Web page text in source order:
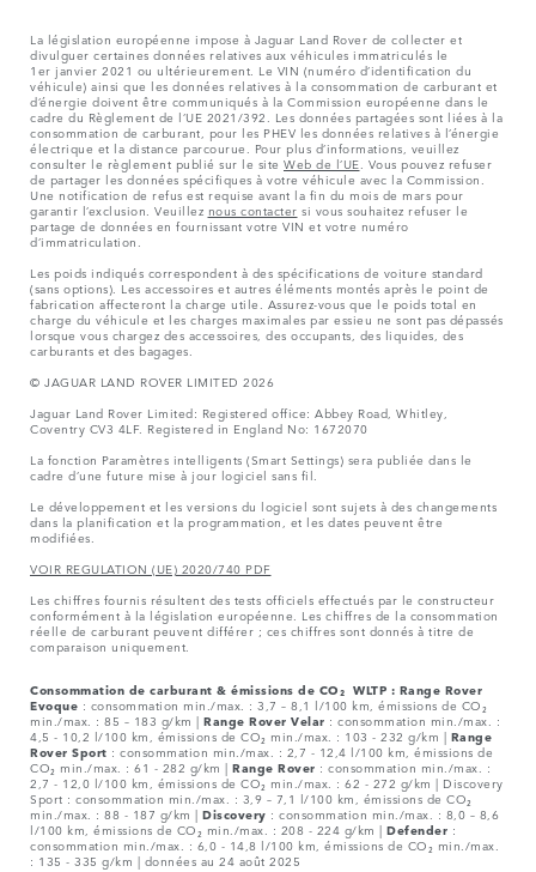
La législation européenne impose à Jaguar Land Rover de collecter et
divulguer certaines données relatives aux véhicules immatriculés le
1er janvier 2021 ou ultérieurement. Le VIN (numéro d’identification du
véhicule) ainsi que les données relatives à la consommation de carburant et
d’énergie doivent être communiqués à la Commission européenne dans le
cadre du Règlement de l’UE 2021/392. Les données partagées sont liées à la
consommation de carburant, pour les PHEV les données relatives à l’énergie
électrique et la distance parcourue. Pour plus d’informations, veuillez
consulter le règlement publié sur le site Web de l’UE. Vous pouvez refuser
de partager les données spécifiques à votre véhicule avec la Commission.
Une notification de refus est requise avant la fin du mois de mars pour
garantir l’exclusion. Veuillez nous contacter si vous souhaitez refuser le
partage de données en fournissant votre VIN et votre numéro
d’immatriculation.
Les poids indiqués correspondent à des spécifications de voiture standard
(sans options). Les accessoires et autres éléments montés après le point de
fabrication affecteront la charge utile. Assurez-vous que le poids total en
charge du véhicule et les charges maximales par essieu ne sont pas dépassés
lorsque vous chargez des accessoires, des occupants, des liquides, des
carburants et des bagages.
© JAGUAR LAND ROVER LIMITED 2026
Jaguar Land Rover Limited: Registered office: Abbey Road, Whitley,
Coventry CV3 4LF. Registered in England No: 1672070
La fonction Paramètres intelligents (Smart Settings) sera publiée dans le
cadre d’une future mise à jour logiciel sans fil.
Le développement et les versions du logiciel sont sujets à des changements
dans la planification et la programmation, et les dates peuvent être
modifiées.
VOIR REGULATION (UE) 2020/740 PDF
Les chiffres fournis résultent des tests officiels effectués par le constructeur
conformément à la législation européenne. Les chiffres de la consommation
réelle de carburant peuvent différer ; ces chiffres sont donnés à titre de
comparaison uniquement.
Consommation de carburant & émissions de CO₂ WLTP : Range Rover
Evoque : consommation min./max. : 3,7 – 8,1 l/100 km, émissions de CO₂
min./max. : 85 – 183 g/km | Range Rover Velar : consommation min./max. :
4,5 - 10,2 l/100 km, émissions de CO₂ min./max. : 103 - 232 g/km | Range
Rover Sport : consommation min./max. : 2,7 - 12,4 l/100 km, émissions de
CO₂ min./max. : 61 - 282 g/km | Range Rover : consommation min./max. :
2,7 - 12,0 l/100 km, émissions de CO₂ min./max. : 62 - 272 g/km | Discovery
Sport : consommation min./max. : 3,9 – 7,1 l/100 km, émissions de CO₂
min./max. : 88 - 187 g/km | Discovery : consommation min./max. : 8,0 – 8,6
l/100 km, émissions de CO₂ min./max. : 208 - 224 g/km | Defender :
consommation min./max. : 6,0 - 14,8 l/100 km, émissions de CO₂ min./max.
: 135 - 335 g/km | données au 24 août 2025